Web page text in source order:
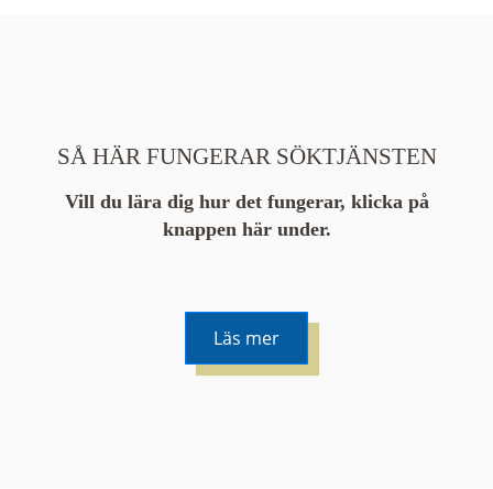
SÅ HÄR FUNGERAR SÖKTJÄNSTEN
Vill du lära dig hur det fungerar, klicka på
knappen här under.
Läs mer